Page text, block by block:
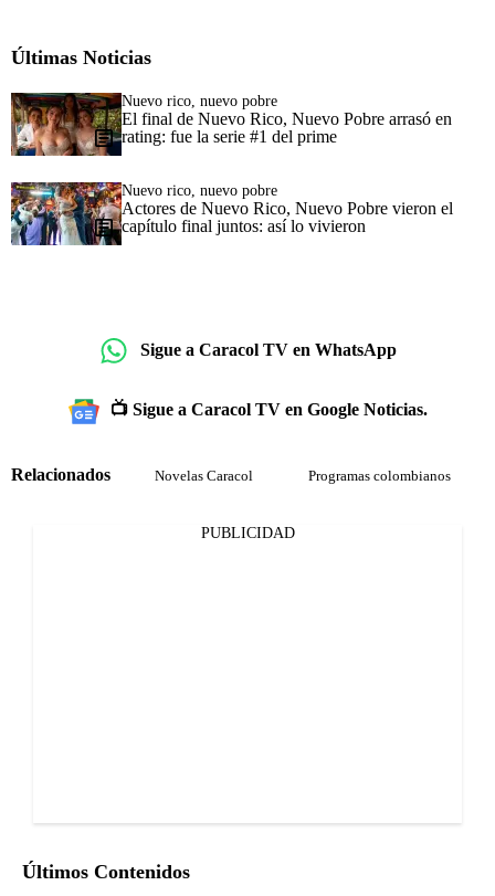
Últimas Noticias
Nuevo rico, nuevo pobre
El final de Nuevo Rico, Nuevo Pobre arrasó en
rating: fue la serie #1 del prime
Nuevo rico, nuevo pobre
Actores de Nuevo Rico, Nuevo Pobre vieron el
capítulo final juntos: así lo vivieron
Sigue a Caracol TV en WhatsApp
📺 Sigue a Caracol TV en Google Noticias.
Relacionados Novelas Caracol Programas colombianos
PUBLICIDAD
Últimos Contenidos